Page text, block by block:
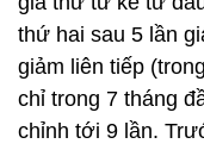
thứ hai sau 5 lần
giảm liên tiếp
chỉ trong 7 tháng
chỉnh tới 9 lần.